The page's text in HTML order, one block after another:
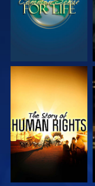
СМОТРЕТЬ